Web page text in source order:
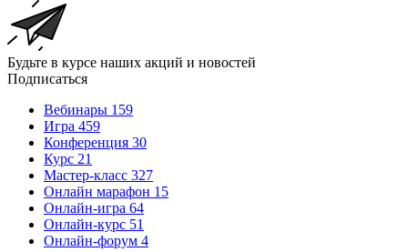
Будьте в курсе наших акций и новостей
Подписаться
Вебинары 159
Игра 459
Конференция 30
Курс 21
Мастер-класс 327
Онлайн марафон 15
Онлайн-игра 64
Онлайн-курс 51
Онлайн-форум 4